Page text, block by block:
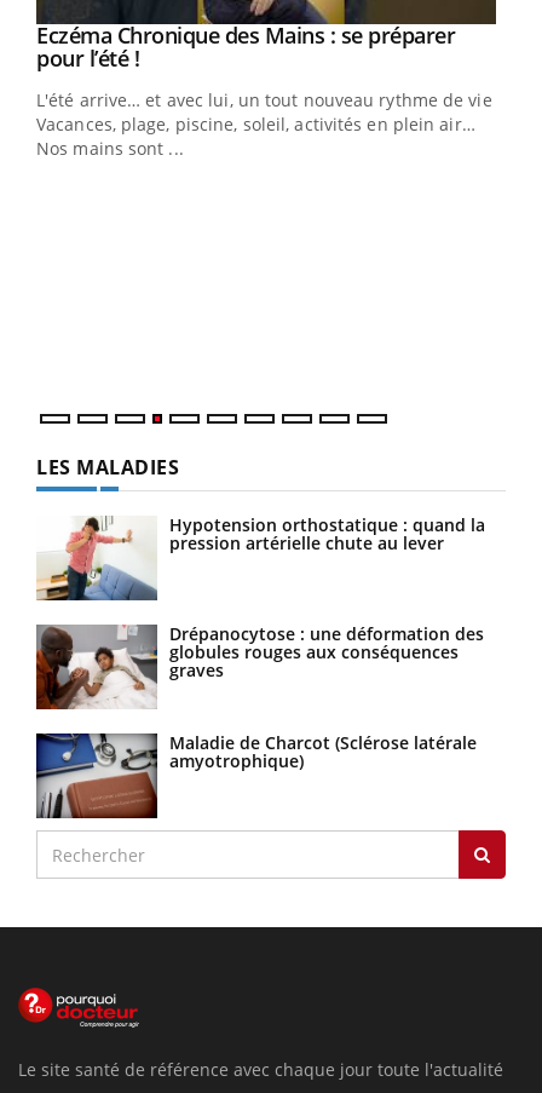
Youtube
Eczéma Chronique des Mains : se préparer
pour l’été !Youtube
L'été arrive… et avec lui, un tout nouveau rythme de vie !
Vacances, plage, piscine, soleil, activités en plein air…
Nos mains sont ...
LES MALADIES
Hypotension orthostatique : quand la
pression artérielle chute au lever
Drépanocytose : une déformation des
globules rouges aux conséquences
graves
Maladie de Charcot (Sclérose latérale
amyotrophique)
Le site santé de référence avec chaque jour toute l'actualité